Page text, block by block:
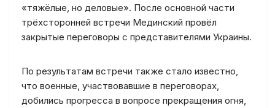
«тяжёлые, но деловые». После основной части
трёхсторонней встречи Мединский провёл
закрытые переговоры с представителями Украины.
По результатам встречи также стало известно,
что военные, участвовавшие в переговорах,
добились прогресса в вопросе прекращения огня,